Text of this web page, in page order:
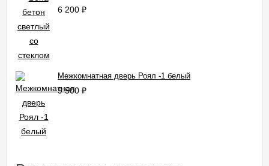
6 200 ₽
Межкомнатная дверь Роял -1 белый
9 500 ₽